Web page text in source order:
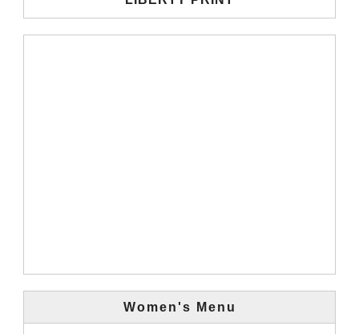
Women's Menu